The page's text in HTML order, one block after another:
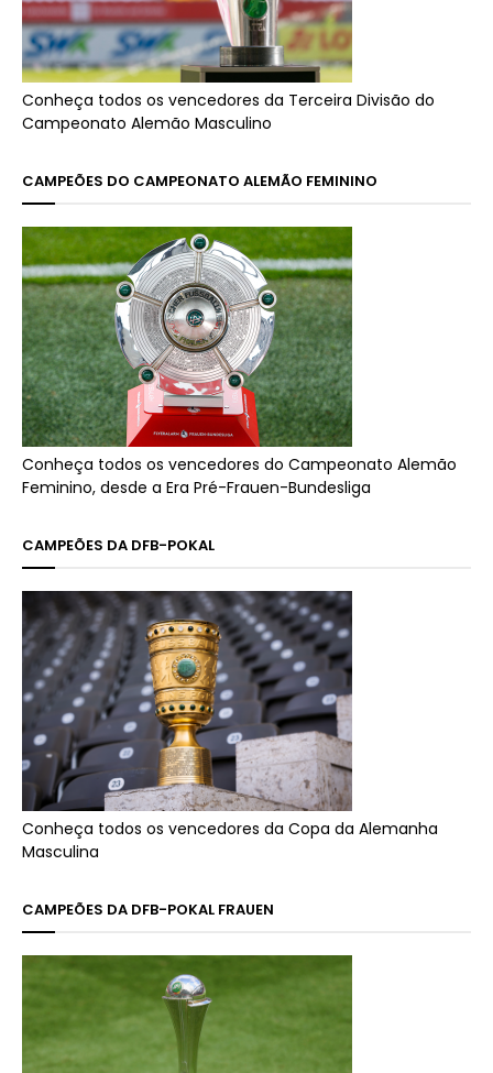
Conheça todos os vencedores da Terceira Divisão do
Campeonato Alemão Masculino
CAMPEÕES DO CAMPEONATO ALEMÃO FEMININO
Conheça todos os vencedores do Campeonato Alemão
Feminino, desde a Era Pré-Frauen-Bundesliga
CAMPEÕES DA DFB-POKAL
Conheça todos os vencedores da Copa da Alemanha
Masculina
CAMPEÕES DA DFB-POKAL FRAUEN